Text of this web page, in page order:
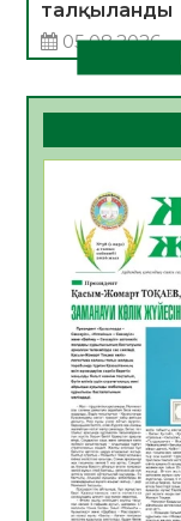
талқыланды
05.08.2026
05.08.2026
Құрылтай
05.08.2026
ӘРБІР
ҚОСЫЛҒАН
05.08.2026
ҚҰРЫЛТАЙ
05.08.2026
Мектептен –